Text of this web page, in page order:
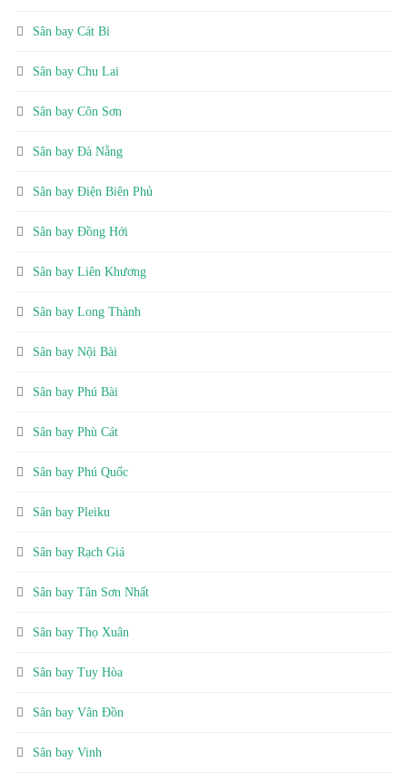
Sân bay Cát Bi
Sân bay Chu Lai
Sân bay Côn Sơn
Sân bay Đà Nẵng
Sân bay Điện Biên Phủ
Sân bay Đồng Hới
Sân bay Liên Khương
Sân bay Long Thành
Sân bay Nội Bài
Sân bay Phú Bài
Sân bay Phù Cát
Sân bay Phú Quốc
Sân bay Pleiku
Sân bay Rạch Giá
Sân bay Tân Sơn Nhất
Sân bay Thọ Xuân
Sân bay Tuy Hòa
Sân bay Vân Đồn
Sân bay Vinh